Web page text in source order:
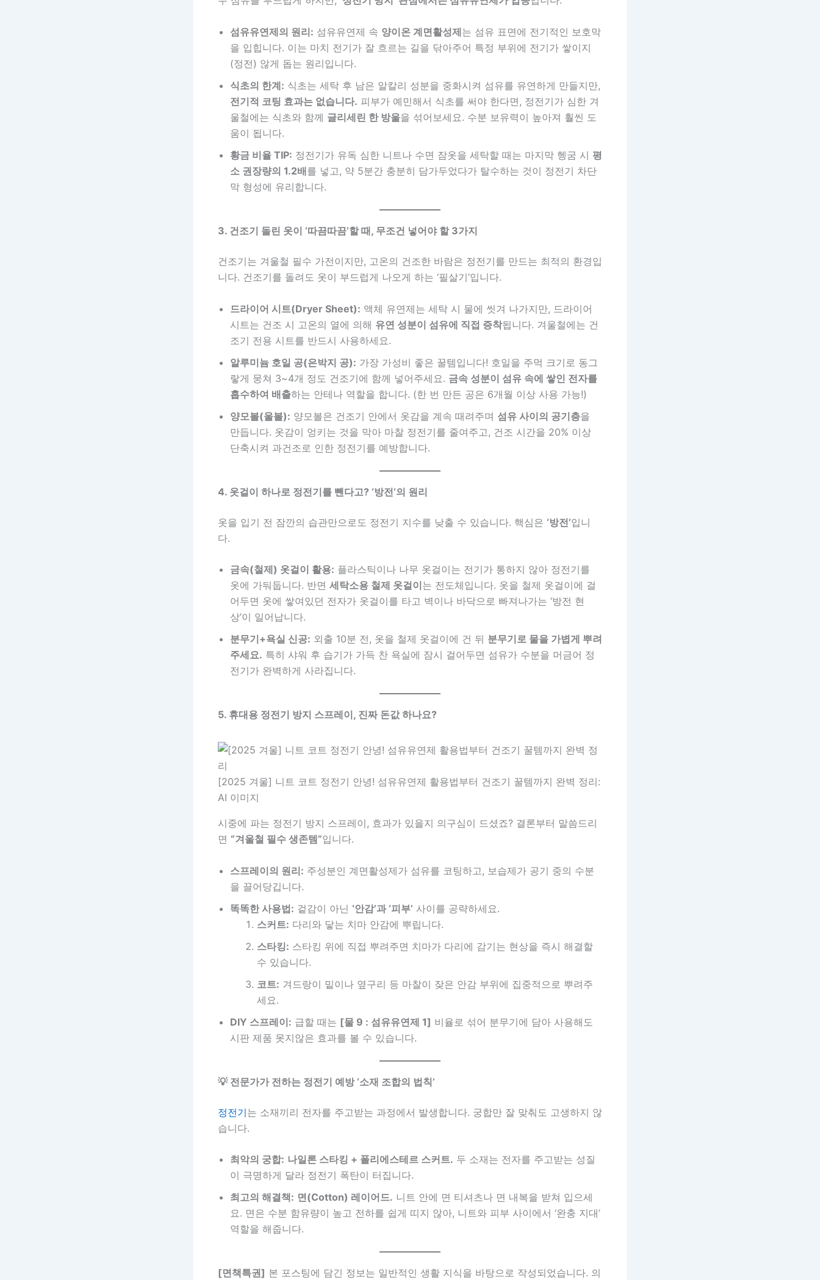
섬유유연제의 원리: 섬유유연제 속 양이온 계면활성제는 섬유 표면에 전기적인 보호막
을 입힙니다. 이는 마치 전기가 잘 흐르는 길을 닦아주어 특정 부위에 전기가 쌓이지
(정전) 않게 돕는 원리입니다.
식초의 한계: 식초는 세탁 후 남은 알칼리 성분을 중화시켜 섬유를 유연하게 만들지만,
전기적 코팅 효과는 없습니다. 피부가 예민해서 식초를 써야 한다면, 정전기가 심한 겨
울철에는 식초와 함께 글리세린 한 방울을 섞어보세요. 수분 보유력이 높아져 훨씬 도
움이 됩니다.
황금 비율 TIP: 정전기가 유독 심한 니트나 수면 잠옷을 세탁할 때는 마지막 헹굼 시 평
소 권장량의 1.2배를 넣고, 약 5분간 충분히 담가두었다가 탈수하는 것이 정전기 차단
막 형성에 유리합니다.
3. 건조기 돌린 옷이 ‘따끔따끔’할 때, 무조건 넣어야 할 3가지
건조기는 겨울철 필수 가전이지만, 고온의 건조한 바람은 정전기를 만드는 최적의 환경입
니다. 건조기를 돌려도 옷이 부드럽게 나오게 하는 ‘필살기’입니다.
드라이어 시트(Dryer Sheet): 액체 유연제는 세탁 시 물에 씻겨 나가지만, 드라이어
시트는 건조 시 고온의 열에 의해 유연 성분이 섬유에 직접 증착됩니다. 겨울철에는 건
조기 전용 시트를 반드시 사용하세요.
알루미늄 호일 공(은박지 공): 가장 가성비 좋은 꿀템입니다! 호일을 주먹 크기로 동그
랗게 뭉쳐 3~4개 정도 건조기에 함께 넣어주세요. 금속 성분이 섬유 속에 쌓인 전자를
흡수하여 배출하는 안테나 역할을 합니다. (한 번 만든 공은 6개월 이상 사용 가능!)
양모볼(울볼): 양모볼은 건조기 안에서 옷감을 계속 때려주며 섬유 사이의 공기층을
만듭니다. 옷감이 엉키는 것을 막아 마찰 정전기를 줄여주고, 건조 시간을 20% 이상
단축시켜 과건조로 인한 정전기를 예방합니다.
4. 옷걸이 하나로 정전기를 뺀다고? ‘방전’의 원리
옷을 입기 전 잠깐의 습관만으로도 정전기 지수를 낮출 수 있습니다. 핵심은 ‘방전’입니
다.
금속(철제) 옷걸이 활용: 플라스틱이나 나무 옷걸이는 전기가 통하지 않아 정전기를
옷에 가둬둡니다. 반면 세탁소용 철제 옷걸이는 전도체입니다. 옷을 철제 옷걸이에 걸
어두면 옷에 쌓여있던 전자가 옷걸이를 타고 벽이나 바닥으로 빠져나가는 ‘방전 현
상’이 일어납니다.
분무기+욕실 신공: 외출 10분 전, 옷을 철제 옷걸이에 건 뒤 분무기로 물을 가볍게 뿌려
주세요. 특히 샤워 후 습기가 가득 찬 욕실에 잠시 걸어두면 섬유가 수분을 머금어 정
전기가 완벽하게 사라집니다.
5. 휴대용 정전기 방지 스프레이, 진짜 돈값 하나요?
[2025 겨울] 니트 코트 정전기 안녕! 섬유유연제 활용법부터 건조기 꿀템까지 완벽 정리:
AI 이미지
시중에 파는 정전기 방지 스프레이, 효과가 있을지 의구심이 드셨죠? 결론부터 말씀드리
면 “겨울철 필수 생존템”입니다.
스프레이의 원리: 주성분인 계면활성제가 섬유를 코팅하고, 보습제가 공기 중의 수분
을 끌어당깁니다.
똑똑한 사용법: 겉감이 아닌 ‘안감’과 ‘피부’ 사이를 공략하세요.
스커트: 다리와 닿는 치마 안감에 뿌립니다.
스타킹: 스타킹 위에 직접 뿌려주면 치마가 다리에 감기는 현상을 즉시 해결할
수 있습니다.
코트: 겨드랑이 밑이나 옆구리 등 마찰이 잦은 안감 부위에 집중적으로 뿌려주
세요.
DIY 스프레이: 급할 때는 [물 9 : 섬유유연제 1] 비율로 섞어 분무기에 담아 사용해도
시판 제품 못지않은 효과를 볼 수 있습니다.
💡 전문가가 전하는 정전기 예방 ‘소재 조합의 법칙’
정전기는 소재끼리 전자를 주고받는 과정에서 발생합니다. 궁합만 잘 맞춰도 고생하지 않
습니다.
최악의 궁합: 나일론 스타킹 + 폴리에스테르 스커트. 두 소재는 전자를 주고받는 성질
이 극명하게 달라 정전기 폭탄이 터집니다.
최고의 해결책: 면(Cotton) 레이어드. 니트 안에 면 티셔츠나 면 내복을 받쳐 입으세
요. 면은 수분 함유량이 높고 전하를 쉽게 띠지 않아, 니트와 피부 사이에서 ‘완충 지대’
역할을 해줍니다.
[면책특권] 본 포스팅에 담긴 정보는 일반적인 생활 지식을 바탕으로 작성되었습니다. 의